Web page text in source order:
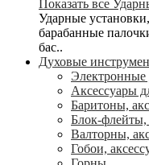
Показать все
Ударные
барабанные
бас..
Духовые
Электронные
Аксессуары
Баритоны,
Блок-флейты,
Валторны,
Гобои,